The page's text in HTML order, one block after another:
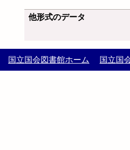
他形式のデータ
国立国会図書館ホーム 国立国